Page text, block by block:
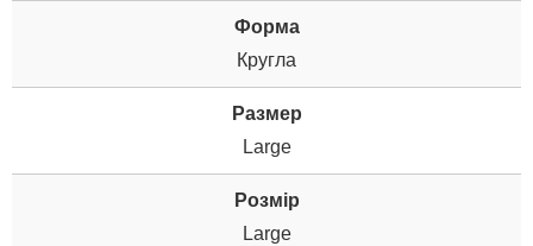
Форма
Кругла
Размер
Large
Розмір
Large